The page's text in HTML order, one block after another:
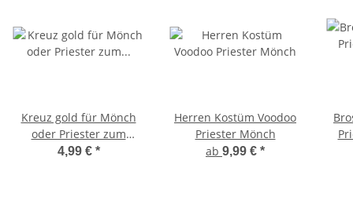
Kreuz gold für Mönch
oder Priester zum
Umhängen
4,99 € *
Herren Kostüm Voodoo
Priester Mönch
ab 9,99 € *